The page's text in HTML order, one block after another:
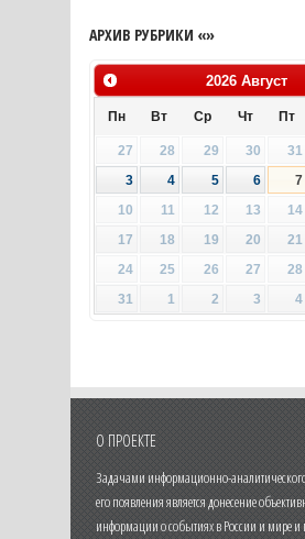
АРХИВ РУБРИКИ «»
2026 Август
Пн Вт Ср Чт Пт
27 28 29 30 31
3
4 5 6 7
10
11 12 13 14
17
18 19 20 21
24
25 26 27 28
31
1 2 3 4
О ПРОЕКТЕ
Задачами информационно-
его появления является донесение
информации о событиях в России и мире и